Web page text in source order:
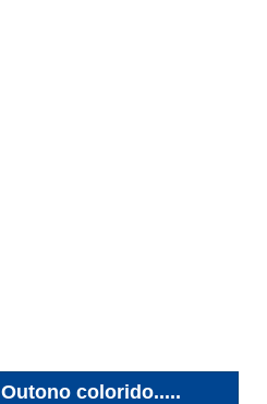
Outono colorido.....